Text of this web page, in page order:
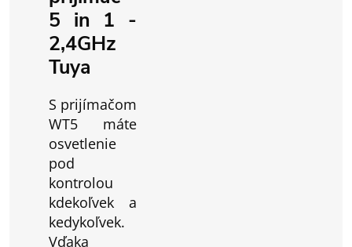
5 in 1 -
2,4GHz
Tuya
S prijímačom
WT5 máte
osvetlenie
pod
kontrolou
kdekoľvek a
kedykoľvek.
Vďaka